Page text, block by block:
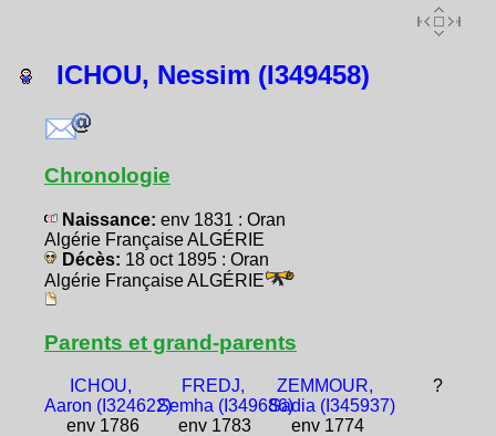
ICHOU, Nessim (I349458)
Chronologie
Naissance: env 1831 : Oran
Algérie Française ALGÉRIE
Décès: 18 oct 1895 : Oran
Algérie Française ALGÉRIE
Parents et grand-parents
ICHOU,
Aaron (I324622)
env 1786
FREDJ,
Semha (I349686)
env 1783
ZEMMOUR,
Sadia (I345937)
env 1774
?